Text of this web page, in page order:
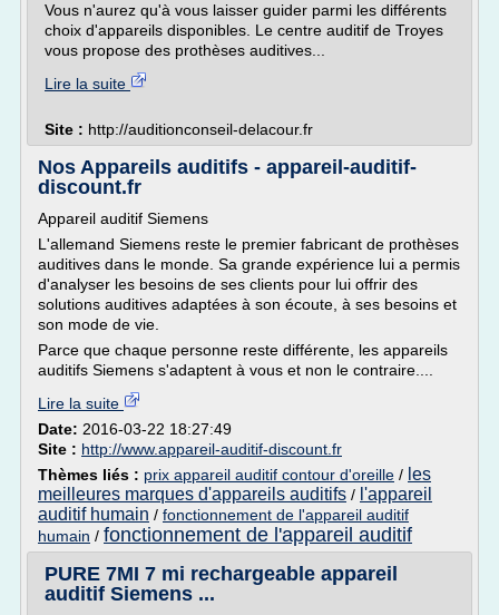
Vous n'aurez qu'à vous laisser guider parmi les différents
choix d'appareils disponibles. Le centre auditif de Troyes
vous propose des prothèses auditives...
Lire la suite
Site : http://auditionconseil-delacour.fr
Nos Appareils auditifs - appareil-auditif-
discount.fr
Appareil auditif Siemens
L'allemand Siemens reste le premier fabricant de prothèses
auditives dans le monde. Sa grande expérience lui a permis
d'analyser les besoins de ses clients pour lui offrir des
solutions auditives adaptées à son écoute, à ses besoins et
son mode de vie.
Parce que chaque personne reste différente, les appareils
auditifs Siemens s'adaptent à vous et non le contraire....
Lire la suite
Date: 2016-03-22 18:27:49
Site : http://www.appareil-auditif-discount.fr
Thèmes liés : prix appareil auditif contour d'oreille / les
meilleures marques d'appareils auditifs / l'appareil
auditif humain / fonctionnement de l'appareil auditif
humain / fonctionnement de l'appareil auditif
PURE 7MI 7 mi rechargeable appareil
auditif Siemens ...